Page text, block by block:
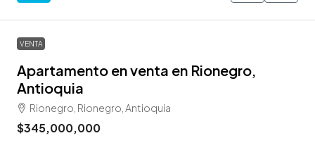
VENTA
Apartamento en venta en Rionegro,
Antioquia
Rionegro, Rionegro, Antioquia
$345,000,000